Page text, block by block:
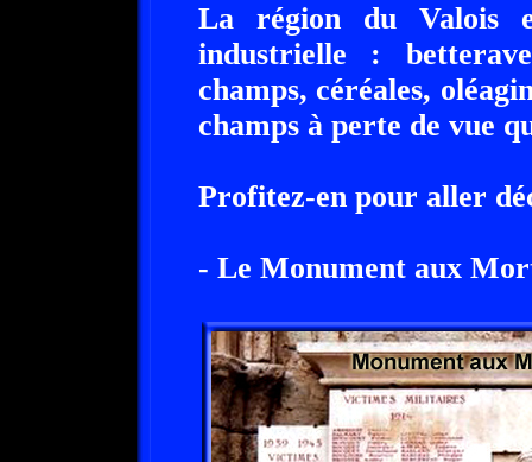
La région du Valois
industrielle :
champs, céréales,
champs à perte de vue
Profitez-en pour aller
- Le Monument aux